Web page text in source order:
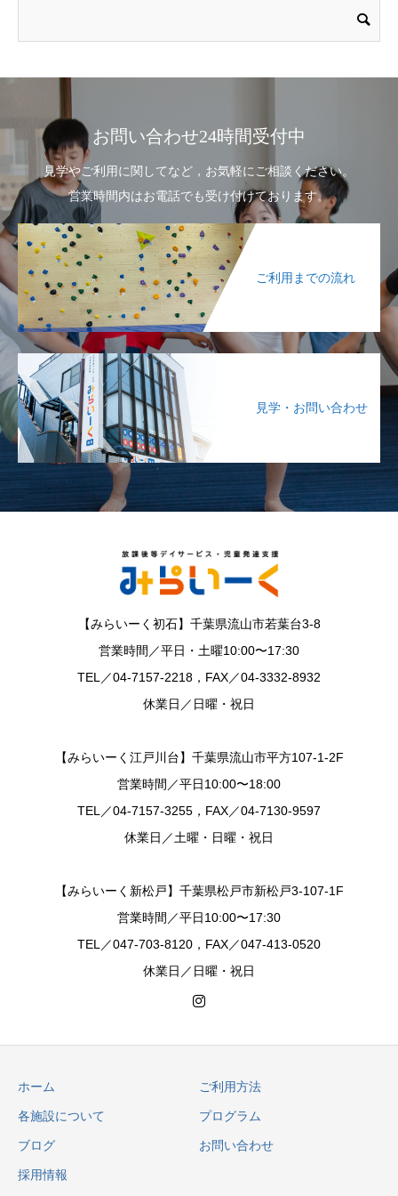
お問い合わせ24時間受付中
見学やご利用に関してなど，お気軽にご相談ください。
営業時間内はお電話でも受け付けております。
ご利用までの流れ
見学・お問い合わせ
【みらいーく初石】千葉県流山市若葉台3-8
営業時間／平日・土曜10:00〜17:30
TEL／04-7157-2218，FAX／04-3332-8932
休業日／日曜・祝日
【みらいーく江戸川台】千葉県流山市平方107-1-2F
営業時間／平日10:00〜18:00
TEL／04-7157-3255，FAX／04-7130-9597
休業日／土曜・日曜・祝日
【みらいーく新松戸】千葉県松戸市新松戸3-107-1F
営業時間／平日10:00〜17:30
TEL／047-703-8120，FAX／047-413-0520
休業日／日曜・祝日
ホーム ご利用方法
各施設について プログラム
ブログ お問い合わせ
採用情報